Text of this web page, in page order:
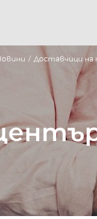
/ Доставчици на